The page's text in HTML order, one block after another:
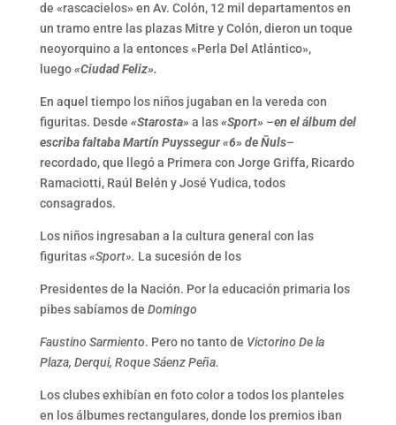
de «rascacielos» en Av. Colón, 12 mil departamentos en
un tramo entre las plazas Mitre y Colón, dieron un toque
neoyorquino a la entonces «Perla Del Atlántico»,
luego«Ciudad Feliz».
En aquel tiempo los niños jugaban en la vereda con
figuritas. Desde «Starosta» a las«Sport» –en el álbum del
escriba faltaba Martín Puyssegur «6» de Ñuls–
recordado, que llegó a Primera con Jorge Griffa, Ricardo
Ramaciotti, Raúl Belén y José Yudica, todos
consagrados.
Los niños ingresaban a la cultura general con las
figuritas«Sport». La sucesión de los
Presidentes de la Nación. Por la educación primaria los
pibes sabíamos de Domingo
Faustino Sarmiento. Pero no tanto de Victorino De la
Plaza, Derqui, Roque Sáenz Peña.
Los clubes exhibían en foto color a todos los planteles
en los álbumes rectangulares, donde los premios iban